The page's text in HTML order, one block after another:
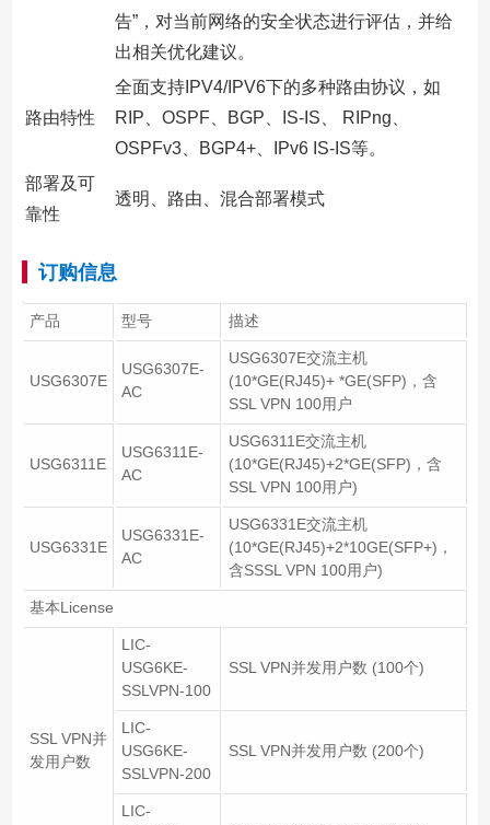
告”，对当前网络的安全状态进行评估，并给
出相关优化建议。
路由特性
全面支持IPV4/IPV6下的多种路由协议，如
RIP、OSPF、BGP、IS-IS、 RIPng、
OSPFv3、BGP4+、IPv6 IS-IS等。
部署及可
靠性
透明、路由、混合部署模式
订购信息
产品 型号 描述
USG6307E
USG6307E-
AC
USG6307E交流主机
(10*GE(RJ45)+ *GE(SFP)，含
SSL VPN 100用户
USG6311E
USG6311E-
AC
USG6311E交流主机
(10*GE(RJ45)+2*GE(SFP)，含
SSL VPN 100用户)
USG6331E
USG6331E-
AC
USG6331E交流主机
(10*GE(RJ45)+2*10GE(SFP+)，
含SSSL VPN 100用户)
基本License
SSL VPN并
发用户数
LIC-
USG6KE-
SSLVPN-100
SSL VPN并发用户数 (100个)
LIC-
USG6KE-
SSLVPN-200
SSL VPN并发用户数 (200个)
LIC-